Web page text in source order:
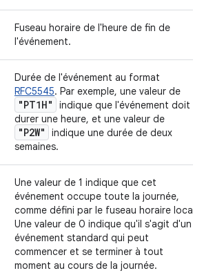
Fuseau horaire de l'heure de fin de
l'événement.
Durée de l'événement au format
RFC5545. Par exemple, une valeur de
"PT1H"
indique que l'événement doit
durer une heure, et une valeur de
"P2W"
indique une durée de deux
semaines.
Une valeur de 1 indique que cet
événement occupe toute la journée,
comme défini par le fuseau horaire local.
Une valeur de 0 indique qu'il s'agit d'un
événement standard qui peut
commencer et se terminer à tout
moment au cours de la journée.